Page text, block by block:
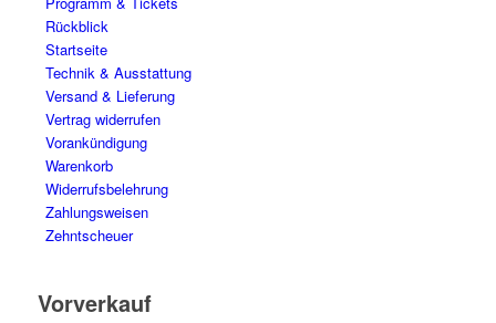
Rückblick
Startseite
Technik & Ausstattung
Versand & Lieferung
Vertrag widerrufen
Vorankündigung
Warenkorb
Widerrufsbelehrung
Zahlungsweisen
Zehntscheuer
Vorverkauf